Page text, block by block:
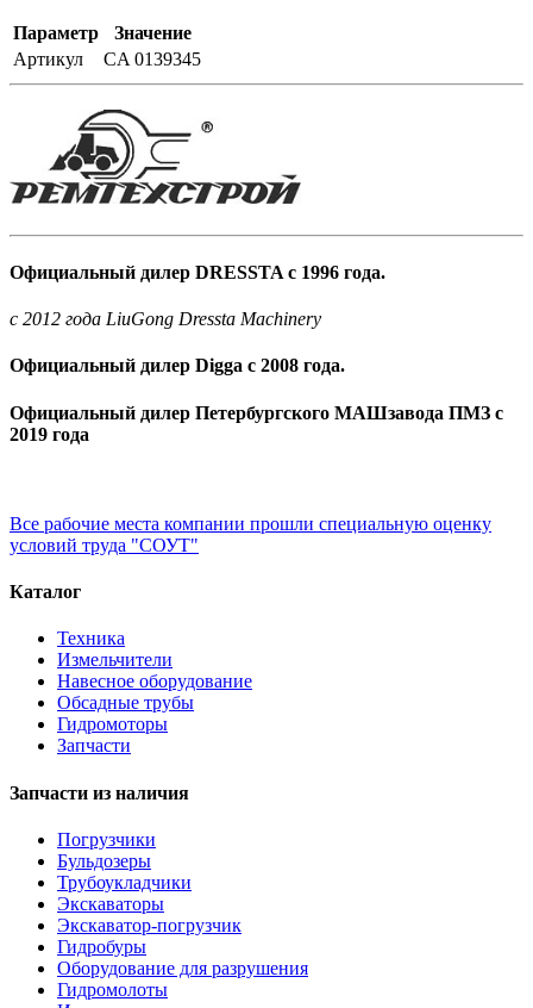
Параметр
Значение
Артикул
CA 0139345
Официальный дилер DRESSTA с 1996 года.
c 2012 года LiuGong Dressta Machinery
Официальный дилер Digga с 2008 года.
Официальный дилер Петербургского МАШзавода ПМЗ с
2019 года
Все рабочие места компании прошли специальную оценку
условий труда "СОУТ"
Каталог
Техника
Измельчители
Навесное оборудование
Обсадные трубы
Гидромоторы
Запчасти
Запчасти из наличия
Погрузчики
Бульдозеры
Трубоукладчики
Экскаваторы
Экскаватор-погрузчик
Гидробуры
Оборудование для разрушения
Гидромолоты